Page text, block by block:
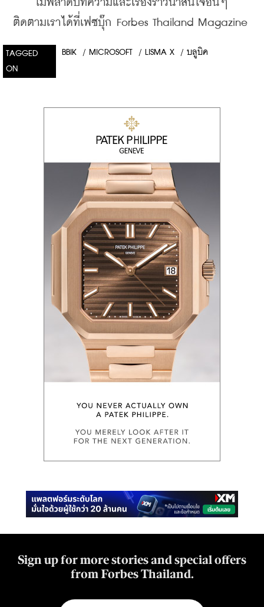
ไม่พลาดบทความและเรื่องราวน่าสนใจอื่นๆ
ติดตามเราได้ที่เฟซบุ๊ก Forbes Thailand Magazine
TAGGED
ON
BBIK / MICROSOFT / LISMA X / บลูบิค
Sign up for more stories and special offers
from Forbes Thailand.